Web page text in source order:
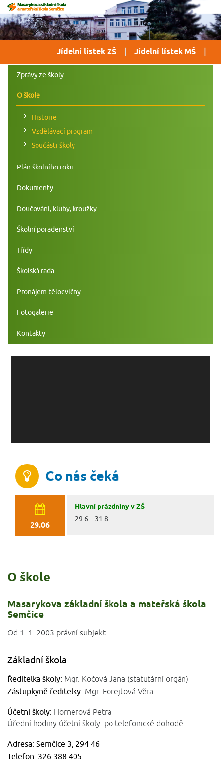
Jídelní lístek MŠ
Jídelní lístek ZŠ
Zprávy ze školy
O škole
Historie
Vzdělávací program
Součásti školy
Plán školního roku
Dokumenty
Doučování, kluby, kroužky
Školní poradenství
Třídy
Školská rada
Pronájem tělocvičny
Fotogalerie
Kontakty
Co nás čeká
29.06
Hlavní prázdniny v ZŠ
29.6. - 31.8.
O škole
Masarykova základní škola a mateřská škola
Semčice
Od 1. 1. 2003 právní subjekt
Základní škola
Ředitelka školy: Mgr. Kočová Jana (statutární orgán)
Zástupkyně ředitelky: Mgr. Forejtová Věra
Účetní školy: Hornerová Petra
Úřední hodiny účetní školy: po telefonické dohodě
Adresa: Semčice 3, 294 46
Telefon: 326 388 405